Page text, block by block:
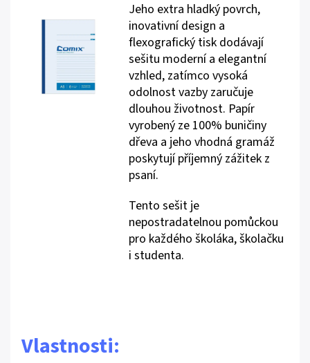
Jeho extra hladký povrch,
inovativní design a
flexografický tisk dodávají
sešitu moderní a elegantní
vzhled, zatímco vysoká
odolnost vazby zaručuje
dlouhou životnost. Papír
vyrobený ze 100% buničiny
dřeva a jeho vhodná gramáž
poskytují příjemný zážitek z
psaní.
Tento sešit je
nepostradatelnou pomůckou
pro každého školáka, školačku
i studenta.
Vlastnosti: